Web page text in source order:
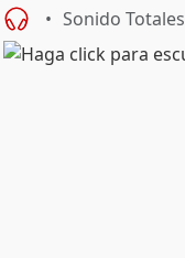
Sonido Totales